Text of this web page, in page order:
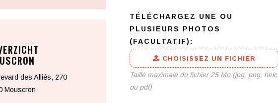
des Alliés, 270
Mouscron
TÉLÉCHARGEZ UNE OU
PLUSIEURS PHOTOS
(FACULTATIF):
CHOISISSEZ UN FICHIER
Taille maximale du fichier 25 Mo (jpg, png, heic
ou pdf)